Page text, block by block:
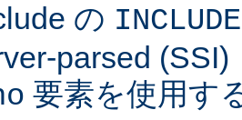
の
parsed
要素を使用す